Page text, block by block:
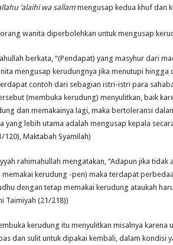
‘alaihi wa sallammengusap kedua khuf dan
wanita diperbolehkan untuk mengusap
berkata, “(Pendapat) yang masyhur dari
mengusap kerudungnya jika menutupi hingga
contoh dari sebagian istri-istri para
(membuka kerudung) menyulitkan, baik
dan memakainya lagi, maka bertoleransi
yang lebih utama adalah mengusap kepala
120), Maktabah Syamilah)
rahimahullah mengatakan, “Adapun jika tidak
kerudung -pen) maka terdapat
dengan tetap memakai kerudung ataukah
Taimiyah (21/218))
kerudung itu menyulitkan misalnya karena
dan sulit untuk dipakai kembali, dalam kondisi